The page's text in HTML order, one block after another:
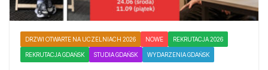
DRZWI OTWARTE NA UCZELNIACH 2026 NOWE REKRUTACJA 2026
REKRUTACJA GDAŃSK STUDIA GDAŃSK WYDARZENIA GDAŃSK